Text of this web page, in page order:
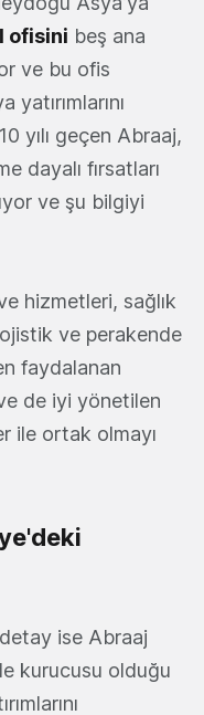
ofisini beş ana
ve bu ofis
yılı geçen Abraaj,
dayalı fırsatları
ve şu bilgiyi
hizmetleri, sağlık
ve perakende
faydalanan
de iyi yönetilen
ile ortak olmayı
ise Abraaj
kurucusu olduğu